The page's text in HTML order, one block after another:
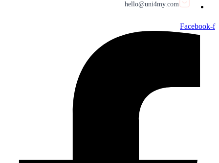
hello@uni4my.com
Facebook-f